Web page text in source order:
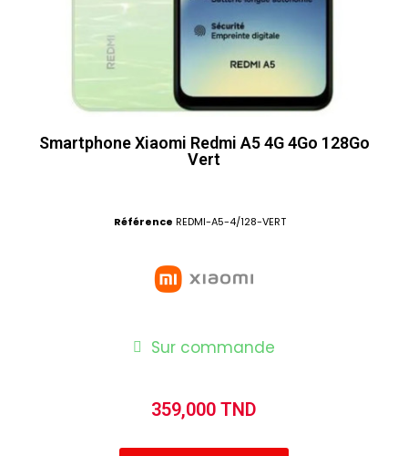
Smartphone Xiaomi Redmi A5 4G 4Go 128Go
Vert
Référence REDMI-A5-4/128-VERT
Sur commande
359,000 TND